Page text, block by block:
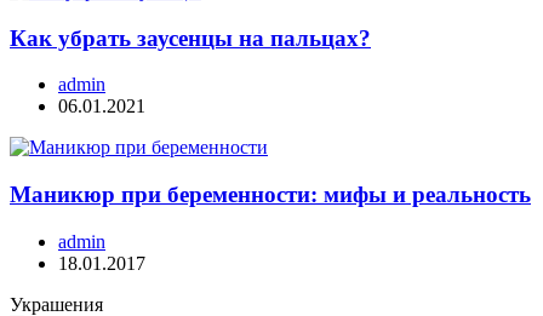
Как убрать заусенцы на пальцах?
admin
06.01.2021
Маникюр при беременности: мифы и реальность
admin
18.01.2017
Украшения